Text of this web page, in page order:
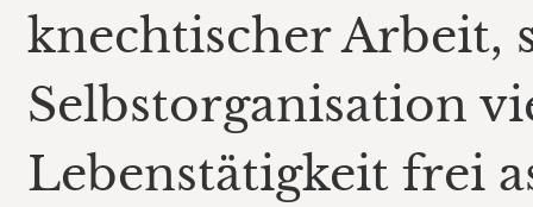
knechtischer Arbeit,
Selbstorganisation
Lebenstätigkeit frei